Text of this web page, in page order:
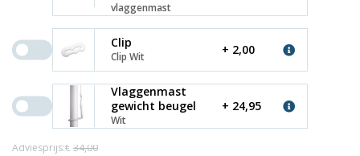
vlaggenmast
Clip
Clip Wit + 2,00
Vlaggenmast
gewicht beugel
Wit
+ 24,95
Adviesprijs:€ 34,00